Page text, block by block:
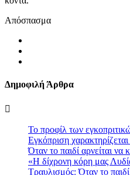
Απόσπασμα
Δημοφιλή Άρθρα
Το προφίλ των
Eγκόπριση
Όταν το παιδί αρνείται να
«Η δίχρονη κόρη μας
Τραυλισμός: Όταν το